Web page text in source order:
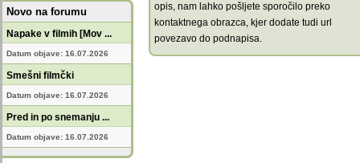
Novo na forumu
Napake v filmih [Mov ...
Datum objave: 16.07.2026
Smešni filmčki
Datum objave: 16.07.2026
Pred in po snemanju ...
Datum objave: 16.07.2026
opis, nam lahko pošljete sporočilo preko
kontaktnega obrazca, kjer dodate tudi url
povezavo do podnapisa.